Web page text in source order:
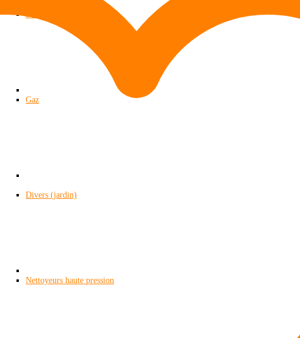
Essence / Diesel
Gaz
Divers (jardin)
Nettoyeurs haute pression